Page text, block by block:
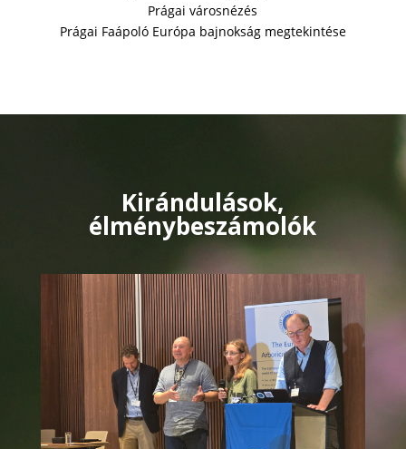
Prágai városnézés
Prágai Faápoló Európa bajnokság megtekintése
Kirándulások,
élménybeszámolók